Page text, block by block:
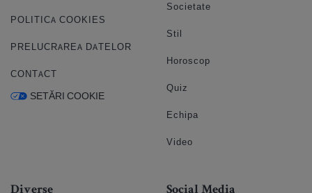
POLITICA COOKIES
PRELUCRAREA DATELOR
CONTACT
SETĂRI COOKIE
Societate
Stil
Horoscop
Quiz
Echipa
Video
Diverse Social Media